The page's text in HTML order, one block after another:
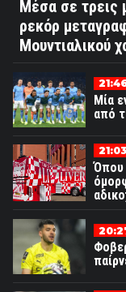
Μέσα σε τρεις
ρεκόρ
Μουντιαλικού
Μία
από
21:03
Όπου